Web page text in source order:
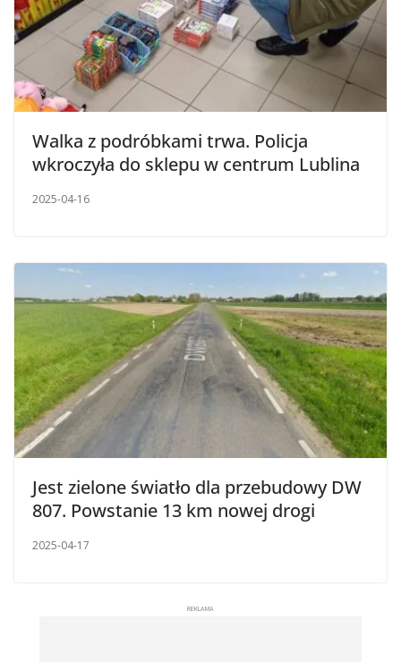
Walka z podróbkami trwa. Policja
wkroczyła do sklepu w centrum Lublina
2025-04-16
Jest zielone światło dla przebudowy DW
807. Powstanie 13 km nowej drogi
2025-04-17
REKLAMA